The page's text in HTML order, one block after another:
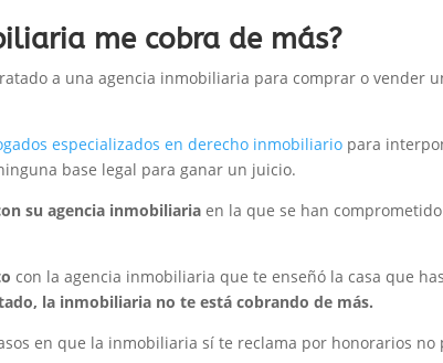
me cobra de más?
a una agencia inmobiliaria para comprar o vender
especializados en derecho inmobiliariopara
base legal para ganar un juicio.
su agencia inmobiliariaen la que se han
con la agencia inmobiliaria que te enseñó la casa que
la inmobiliaria no te está cobrando de más.
en que la inmobiliaria sí te reclama por honorarios no